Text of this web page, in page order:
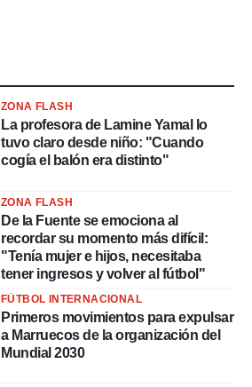
ZONA FLASH
La profesora de Lamine Yamal lo
tuvo claro desde niño: "Cuando
cogía el balón era distinto"
ZONA FLASH
De la Fuente se emociona al
recordar su momento más difícil:
"Tenía mujer e hijos, necesitaba
tener ingresos y volver al fútbol"
FÚTBOL INTERNACIONAL
Primeros movimientos para expulsar
a Marruecos de la organización del
Mundial 2030